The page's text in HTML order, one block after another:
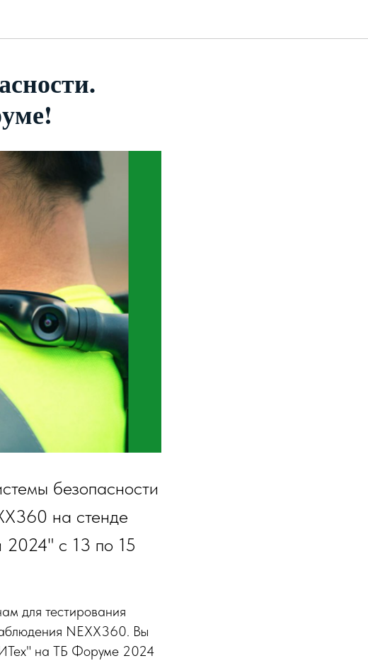
безопасности
на стенде
2024" с 13 по 15
для тестирования
NEXX360. Вы
на ТБ Форуме 2024